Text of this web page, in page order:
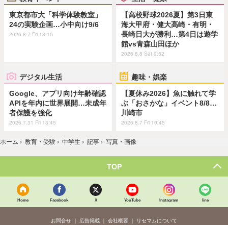
東京都市大「科学体験教室」
24の実験企画…小中向け9/6
2026.8.7 Fri 18:15
【高校野球2026夏】第3日東
海大甲府・健大高崎・有明・
長崎日大が勝利…第4日は遊学
館vs青森山田ほか
2026.8.8 Sat 9:52
デジタル生活
Google、アプリ向け年齢確認
APIを年内に世界展開…未成年
者保護を強化
2026.7.31 Fri 13:45
趣味・娯楽
【夏休み2026】魚に触れて学
ぶ「おさかな」イベント8/8…
川崎市
2026.8.7 Fri 10:45
ホーム › 教育・受験 › 中学生 › 記事 › 写真・画像
TOP
Home Facebook X YouTube Instagram line
お問合せ 広告掲載 会社概要 リセマムについて